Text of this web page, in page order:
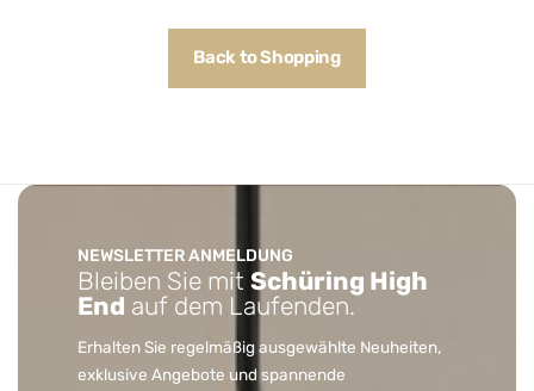
Back to Shopping
NEWSLETTER ANMELDUNG
Bleiben Sie mit Schüring High
End auf dem Laufenden.
Erhalten Sie regelmäßig ausgewählte Neuheiten,
exklusive Angebote und spannende